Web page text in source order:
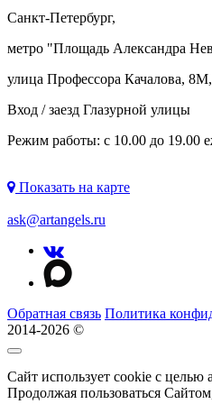
Санкт-Петербург,
метро "Площадь Александра
улица Профессора Качалова,
Вход / заезд Глазурной улицы
Режим работы: с 10.00 до 19.00
Показать на карте
ask@artangels.ru
Обратная связь Политика
2014-2026 ©
Сайт использует cookie с целью
Продолжая пользоваться